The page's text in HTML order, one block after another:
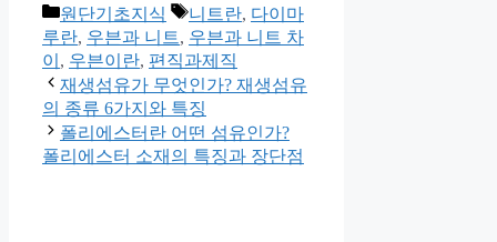
카
테
고
리
원단기초지식
태
그
니트란, 다이마
루란, 우븐과 니트, 우븐과 니트 차
이 , 우븐이란, 편직과제직
재생섬유가 무엇인가? 재생섬유
의 종류 6가지와 특징
폴리에스터란 어떤 섬유인가?
폴리에스터 소재의 특징과 장단점